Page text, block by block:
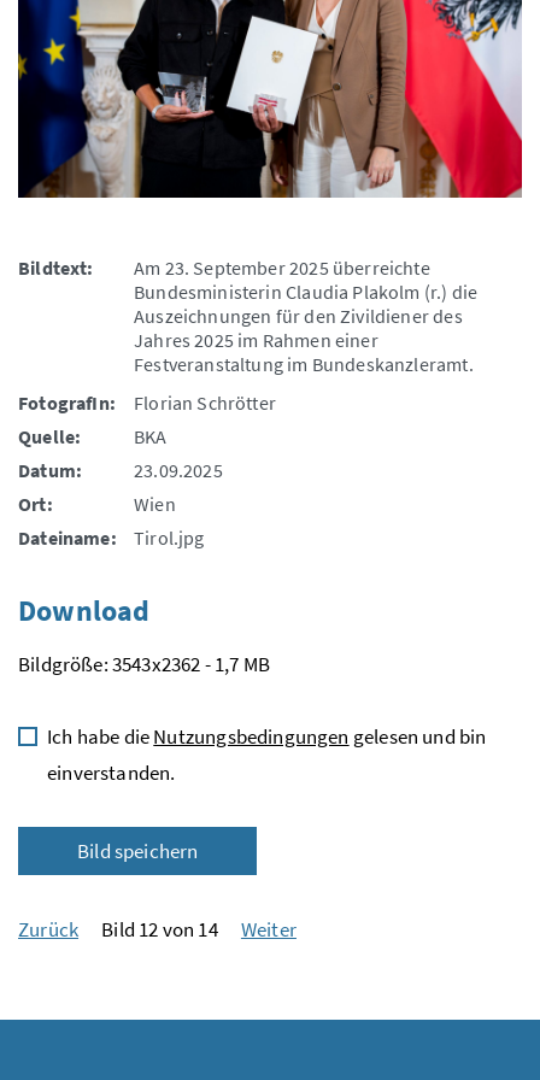
Bildtext:
Am 23. September 2025 überreichte
Bundesministerin Claudia Plakolm (r.) die
Auszeichnungen für den Zivildiener des
Jahres 2025 im Rahmen einer
Festveranstaltung im Bundeskanzleramt.
FotografIn:
Florian Schrötter
Quelle:
BKA
Datum:
23.09.2025
Ort:
Wien
Dateiname:
Tirol.jpg
Download
Bildgröße: 3543x2362 - 1,7 MB
Ich habe dieNutzungsbedingungen gelesen und bin
einverstanden.
Bild speichern
Zurück Bild 12 von 14 Weiter